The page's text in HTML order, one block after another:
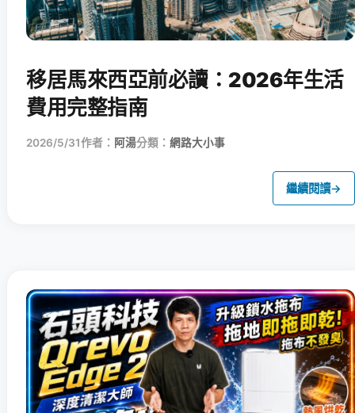
移居馬來西亞前必讀：2026年生活
費用完整指南
2026/5/31作者： 阿湯分類： 網路大小事
繼續閱讀→